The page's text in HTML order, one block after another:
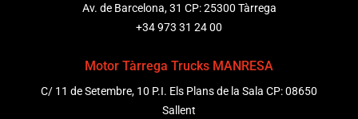
Av. de Barcelona, 31 CP: 25300 Tàrrega
+34 973 31 24 00
Motor Tàrrega Trucks MANRESA
C/ 11 de Setembre, 10 P.I. Els Plans de la Sala CP: 08650
Sallent